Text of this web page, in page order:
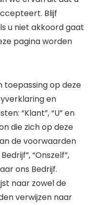
Blijf
u niet akkoord gaat
pagina worden
toepassing op deze
en
“Klant”, “U” en
die zich op deze
de voorwaarden
“Onszelf”,
ons Bedrijf.
naar zowel de
verwijzen naar